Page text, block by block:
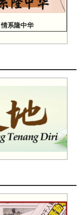
情系隆中华